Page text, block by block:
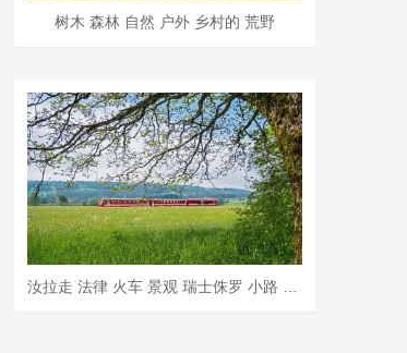
树木 森林 自然 户外 乡村的 荒野
汝拉走 法律 火车 景观 瑞士侏罗 小路 森林 树木 踪迹